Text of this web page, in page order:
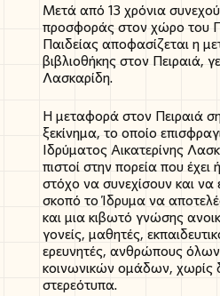
Μετά από 13 χρόνια
προσφοράς στον χώρο του
Παιδείας αποφασίζεται η
βιβλιοθήκης στον Πειραιά,
Λασκαρίδη.
Η μεταφορά στον Πειραιά
ξεκίνημα, το οποίο
Ιδρύματος Αικατερίνης
πιστοί στην πορεία που
στόχο να συνεχίσουν και να
σκοπό το Ίδρυμα να
και μια κιβωτό γνώσης
γονείς, μαθητές,
ερευνητές, ανθρώπους όλων
κοινωνικών ομάδων, χωρίς
στερεότυπα.